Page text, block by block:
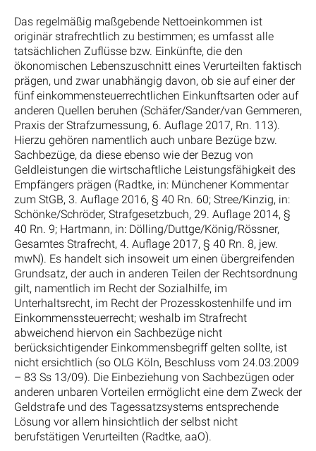
Das regelmäßig maßgebende Nettoeinkommen ist
originär strafrechtlich zu bestimmen; es umfasst alle
tatsächlichen Zuflüsse bzw. Einkünfte, die den
ökonomischen Lebenszuschnitt eines Verurteilten faktisch
prägen, und zwar unabhängig davon, ob sie auf einer der
fünf einkommensteuerrechtlichen Einkunftsarten oder auf
anderen Quellen beruhen (Schäfer/Sander/van Gemmeren,
Praxis der Strafzumessung, 6. Auflage 2017, Rn. 113).
Hierzu gehören namentlich auch unbare Bezüge bzw.
Sachbezüge, da diese ebenso wie der Bezug von
Geldleistungen die wirtschaftliche Leistungsfähigkeit des
Empfängers prägen (Radtke, in: Münchener Kommentar
zum StGB, 3. Auflage 2016, § 40 Rn. 60; Stree/Kinzig, in:
Schönke/Schröder, Strafgesetzbuch, 29. Auflage 2014, §
40 Rn. 9; Hartmann, in: Dölling/Duttge/König/Rössner,
Gesamtes Strafrecht, 4. Auflage 2017, § 40 Rn. 8, jew.
mwN). Es handelt sich insoweit um einen übergreifenden
Grundsatz, der auch in anderen Teilen der Rechtsordnung
gilt, namentlich im Recht der Sozialhilfe, im
Unterhaltsrecht, im Recht der Prozesskostenhilfe und im
Einkommenssteuerrecht; weshalb im Strafrecht
abweichend hiervon ein Sachbezüge nicht
berücksichtigender Einkommensbegriff gelten sollte, ist
nicht ersichtlich (so OLG Köln, Beschluss vom 24.03.2009
– 83 Ss 13/09). Die Einbeziehung von Sachbezügen oder
anderen unbaren Vorteilen ermöglicht eine dem Zweck der
Geldstrafe und des Tagessatzsystems entsprechende
Lösung vor allem hinsichtlich der selbst nicht
berufstätigen Verurteilten (Radtke, aaO).